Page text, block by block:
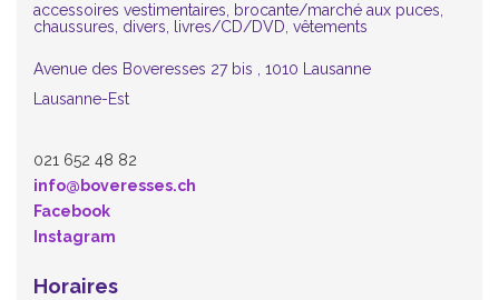
accessoires vestimentaires, brocante/marché aux puces,
chaussures, divers, livres/CD/DVD, vêtements
Avenue des Boveresses 27 bis , 1010 Lausanne
Lausanne-Est
021 652 48 82
info@boveresses.ch
Facebook
Instagram
Horaires